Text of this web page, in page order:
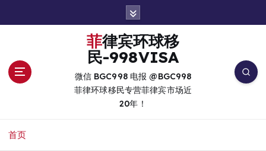
菲律宾环球移
民-998VISA
微信 BGC998 电报 @BGC998
菲律环球移民专营菲律宾市场近
20年！
首页